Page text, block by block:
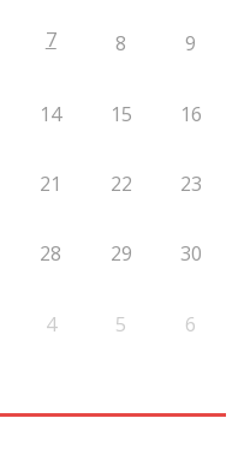
7 8 9
14 15 16
21 22 23
28 29 30
4 5 6